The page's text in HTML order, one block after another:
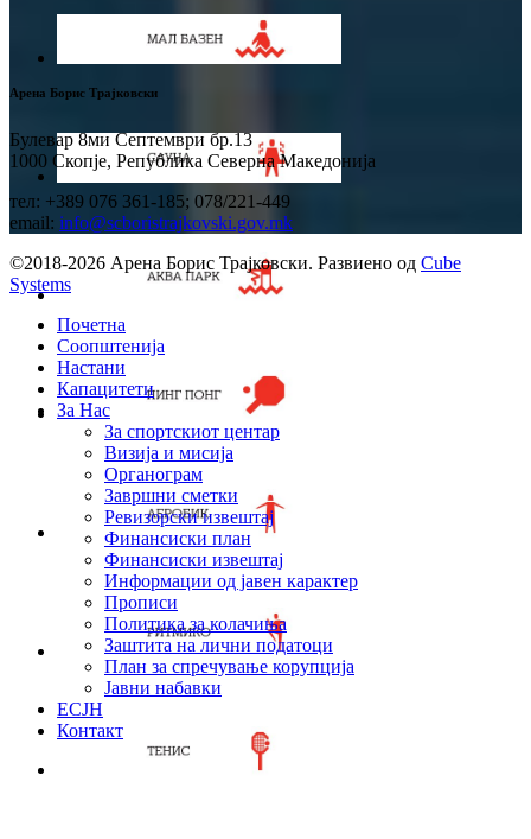
Арена Борис Трајковски
Булевар 8ми Септември бр.13
1000 Скопје, Република Северна Македонија
тел: +389 076 361-185; 078/221-449
email: info@scboristrajkovski.gov.mk
©2018-2026 Арена Борис Трајковски. Развиено од Cube
Systems
Почетна
Соопштенија
Настани
Капацитети
За Нас
За спортскиот центар
Визија и мисија
Органограм
Завршни сметки
Ревизорски извештај
Финансиски план
Финансиски извештај
Информации од јавен карактер
Прописи
Политика за колачиња
Заштита на лични податоци
План за спречување корупција
Јавни набавки
ЕСЈН
Контакт